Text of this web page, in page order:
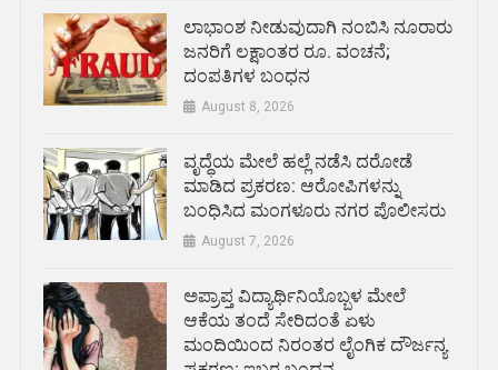
ಲಾಭಾಂಶ ನೀಡುವುದಾಗಿ ನಂಬಿಸಿ ನೂರಾರು
ಜನರಿಗೆ ಲಕ್ಷಾಂತರ ರೂ. ವಂಚನೆ;
ದಂಪತಿಗಳ ಬಂಧನ
August 8, 2026
ವೃದ್ಧೆಯ ಮೇಲೆ ಹಲ್ಲೆ ನಡೆಸಿ ದರೋಡೆ
ಮಾಡಿದ ಪ್ರಕರಣ: ಆರೋಪಿಗಳನ್ನು
ಬಂಧಿಸಿದ ಮಂಗಳೂರು ನಗರ ಪೊಲೀಸರು
August 7, 2026
ಅಪ್ರಾಪ್ತ ವಿದ್ಯಾರ್ಥಿನಿಯೊಬ್ಬಳ ಮೇಲೆ
ಆಕೆಯ ತಂದೆ ಸೇರಿದಂತೆ ಏಳು
ಮಂದಿಯಿಂದ ನಿರಂತರ ಲೈಂಗಿಕ ದೌರ್ಜನ್ಯ